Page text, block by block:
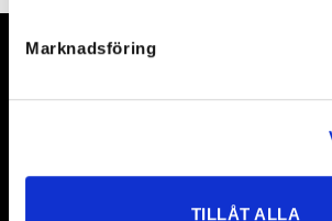
Marknadsföring
TILLÅT ALLA